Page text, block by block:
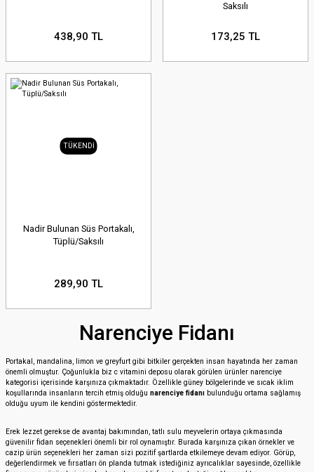
438,90 TL
Saksılı
173,25 TL
TÜKENDİ
Nadir Bulunan Süs Portakalı,
Tüplü/Saksılı
289,90 TL
Narenciye Fidanı
Portakal, mandalina, limon ve greyfurt gibi bitkiler gerçekten insan hayatında her zaman
önemli olmuştur. Çoğunlukla biz c vitamini deposu olarak görülen ürünler narenciye
kategorisi içerisinde karşınıza çıkmaktadır. Özellikle güney bölgelerinde ve sıcak iklim
koşullarında insanların tercih etmiş olduğu narenciye fidanı bulunduğu ortama sağlamış
olduğu uyum ile kendini göstermektedir.
Erek lezzet gerekse de avantaj bakımından, tatlı sulu meyvelerin ortaya çıkmasında
güvenilir fidan seçenekleri önemli bir rol oynamıştır. Burada karşınıza çıkan örnekler ve
cazip ürün seçenekleri her zaman sizi pozitif şartlarda etkilemeye devam ediyor. Görüp,
değerlendirmek ve fırsatları ön planda tutmak istediğiniz ayrıcalıklar sayesinde, özellikle